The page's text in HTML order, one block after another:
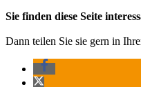
Sie finden diese Seite
Dann teilen Sie sie gern in